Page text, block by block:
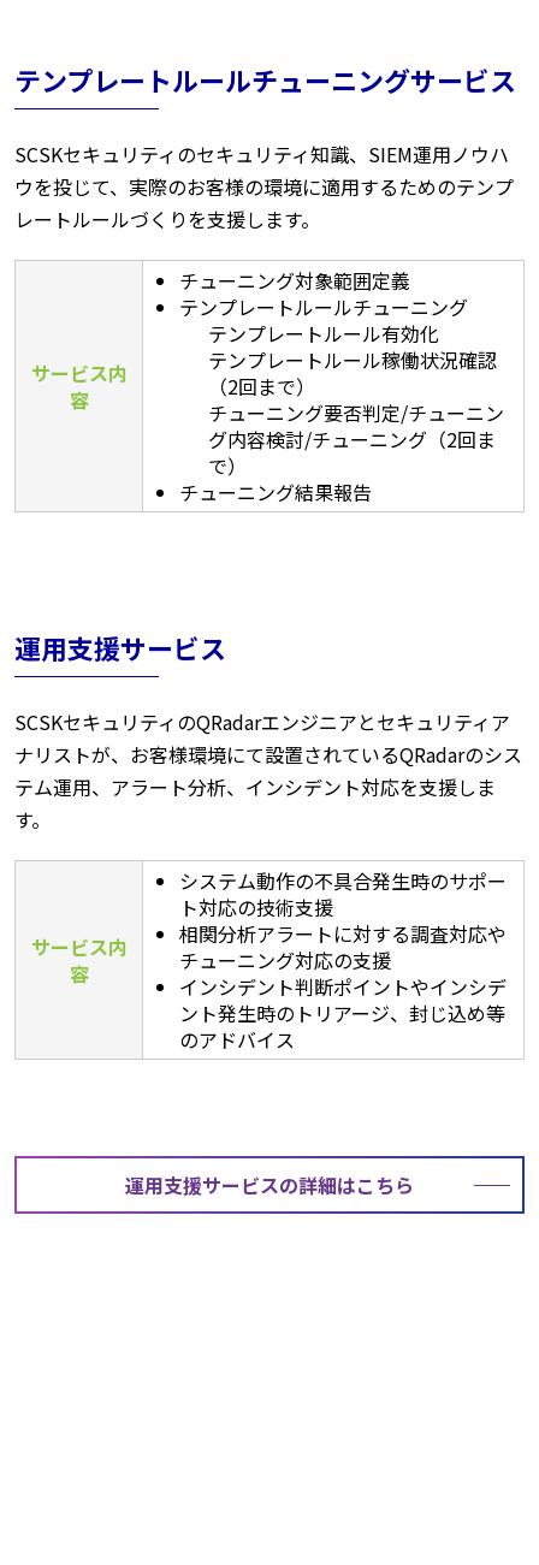
テンプレートルールチューニングサービス
SCSKセキュリティのセキュリティ知識、SIEM運用ノウハ
ウを投じて、実際のお客様の環境に適用するためのテンプ
レートルールづくりを支援します。
サービス内
容
チューニング対象範囲定義
テンプレートルールチューニング
テンプレートルール有効化
テンプレートルール稼働状況確認
（2回まで）
チューニング要否判定/チューニン
グ内容検討/チューニング（2回ま
で）
チューニング結果報告
運用支援サービス
SCSKセキュリティのQRadarエンジニアとセキュリティア
ナリストが、お客様環境にて設置されているQRadarのシス
テム運用、アラート分析、インシデント対応を支援しま
す。
サービス内
容
システム動作の不具合発生時のサポー
ト対応の技術支援
相関分析アラートに対する調査対応や
チューニング対応の支援
インシデント判断ポイントやインシデ
ント発生時のトリアージ、封じ込め等
のアドバイス
運用支援サービスの詳細はこちら